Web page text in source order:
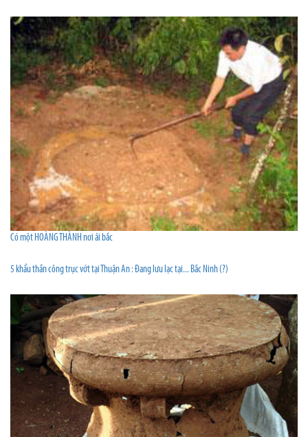
Có một HOÀNG THÀNH nơi ải bắc
5 khẩu thần công trục vớt tại Thuận An : Đang lưu lạc tại... Bắc Ninh (?)